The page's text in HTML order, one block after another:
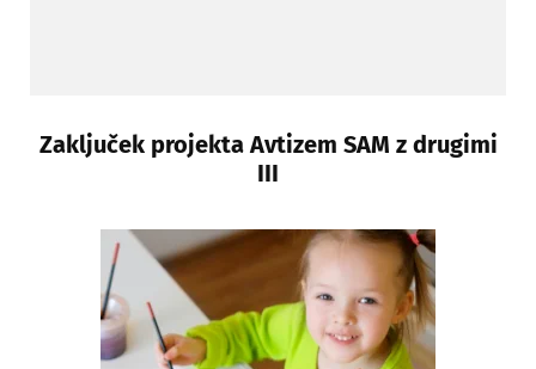
Zaključek projekta Avtizem SAM z drugimi
III